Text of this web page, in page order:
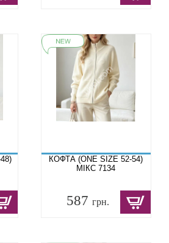
КОФТА (ONE SIZE 52-54)
МІКС 7134
587грн.